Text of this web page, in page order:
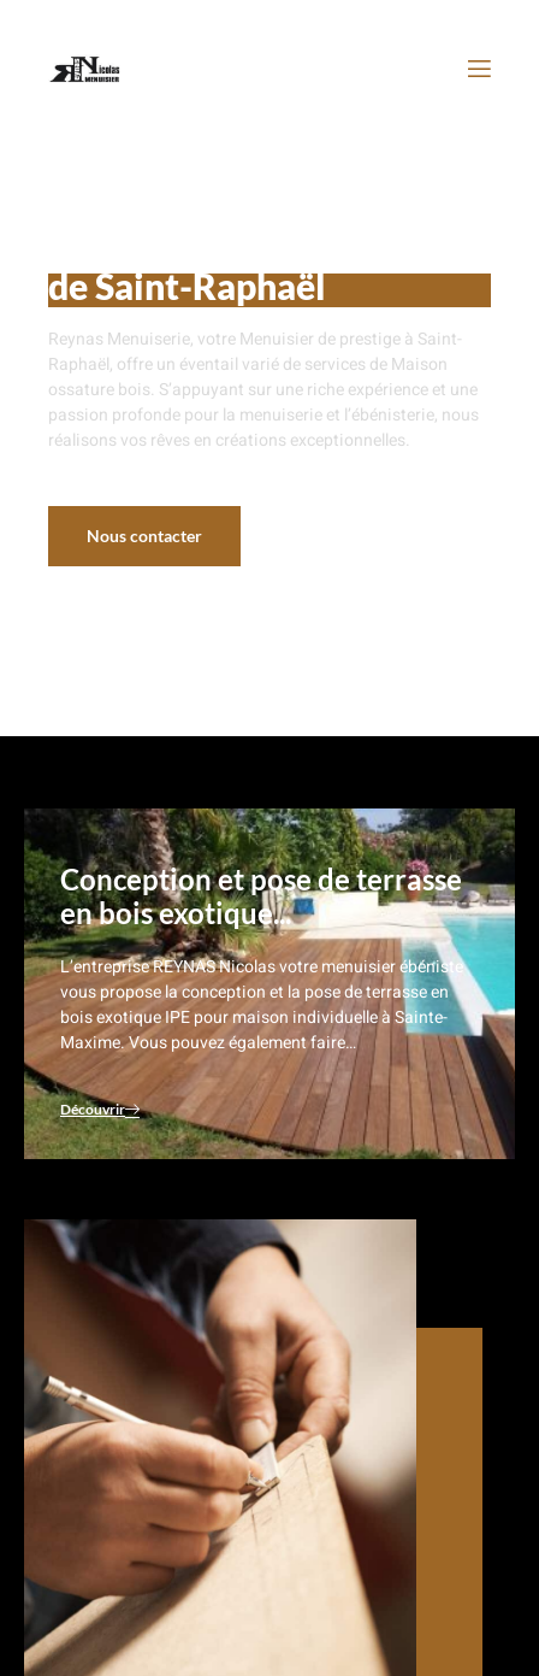
de Saint-Raphaël
Reynas Menuiserie, votre Menuisier de prestige à Saint-
Raphaël, offre un éventail varié de services de Maison
ossature bois. S’appuyant sur une riche expérience et une
passion profonde pour la menuiserie et l’ébénisterie, nous
réalisons vos rêves en créations exceptionnelles.
Nous contacter
Conception et pose de terrasse
en bois exotique...
L’entreprise REYNAS Nicolas votre menuisier ébéniste
vous propose la conception et la pose de terrasse en
bois exotique IPE pour maison individuelle à Sainte-
Maxime. Vous pouvez également faire…
Découvrir